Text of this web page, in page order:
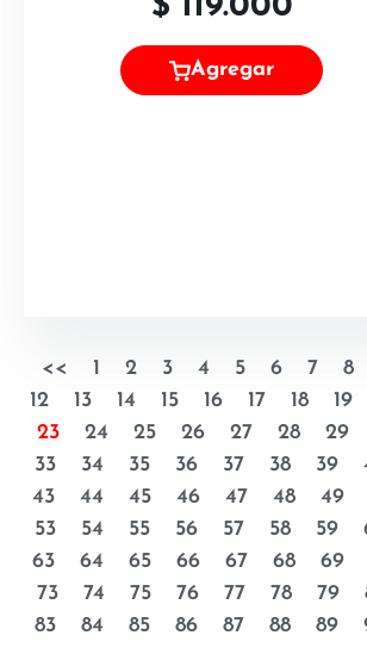
$ 119.000
Agregar
<< 1 2 3 4 5 6 7 8
12
13 14 15 16 17 18 19
23
24 25 26 27 28 29
33
34 35 36 37 38 39
43
44 45 46 47 48 49
53
54 55 56 57 58 59
63
64 65 66 67 68 69
73
74 75 76 77 78 79
83
84 85 86 87 88 89